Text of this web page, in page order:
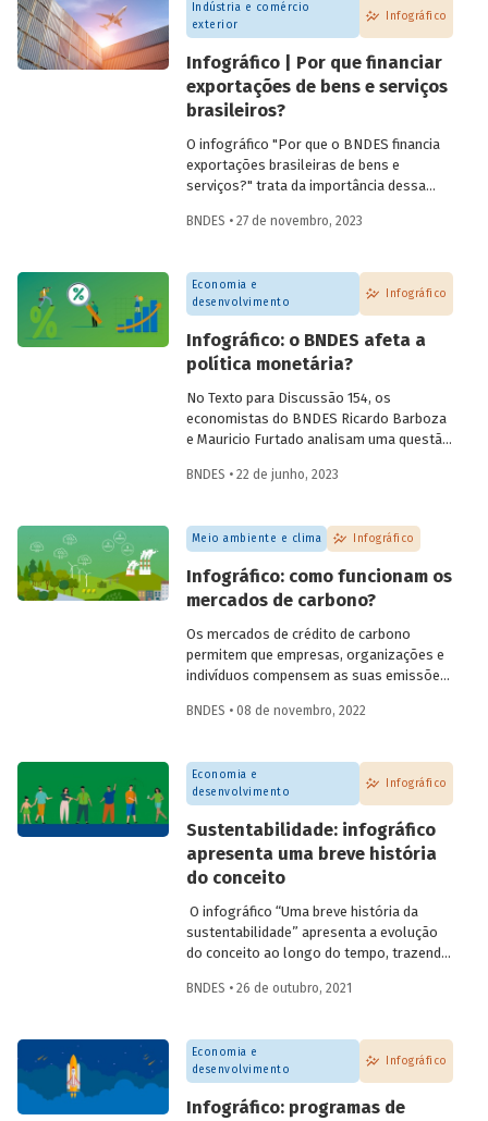
Indústria e comércio
exterior
Infográfico
Infográfico | Por que financiar
exportações de bens e serviços
brasileiros?
O infográfico "Por que o BNDES financia
exportações brasileiras de bens e
serviços?" trata da importância dessa
com sistemas públicos de apoio à
sobre a atuação do Banco.
BNDES • 27 de novembro, 2023
Economia e
desenvolvimento
Infográfico
Infográfico: o BNDES afeta a
política monetária?
No Texto para Discussão 154, os
economistas do BNDES Ricardo Barboza
e Mauricio Furtado analisam uma questão
impacto da atuação do BNDES sobre a
monetária.
BNDES • 22 de junho, 2023
Meio ambiente e clima Infográfico
Infográfico: como funcionam os
mercados de carbono?
Os mercados de crédito de carbono
permitem que empresas, organizações e
indivíduos compensem as suas emissões
da aquisição de créditos gerados por
captura de carbono. A ideia por trás deles
é transferir o custo social das emissões
para os agentes emissores, ajudando a
conter o aquecimento global e as
mudanças climáticas.
BNDES • 08 de novembro, 2022
Economia e
desenvolvimento
Infográfico
Sustentabilidade: infográfico
apresenta uma breve história
do conceito
O infográfico “Uma breve história da
sustentabilidade” apresenta a evolução
do conceito ao longo do tempo, trazendo
no esforço global em prol do
BNDES • 26 de outubro, 2021
Economia e
desenvolvimento
Infográfico
Infográfico: programas de